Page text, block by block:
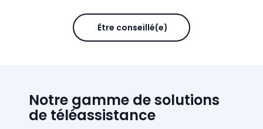
Être conseillé(e)
Notre gamme de solutions
de téléassistance